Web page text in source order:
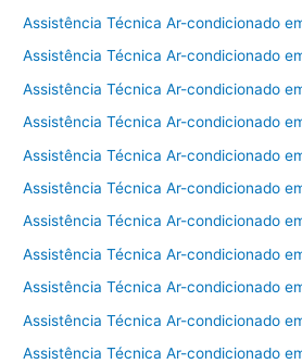
Assistência Técnica Ar-condicionado
Assistência Técnica Ar-condicionado
Assistência Técnica Ar-condicionado
Assistência Técnica Ar-condicionado
Assistência Técnica Ar-condicionado
Assistência Técnica Ar-condicionado
Assistência Técnica Ar-condicionado
Assistência Técnica Ar-condicionado
Assistência Técnica Ar-condicionado
Assistência Técnica Ar-condicionado
Assistência Técnica Ar-condicionado